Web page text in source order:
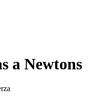
a Newtons